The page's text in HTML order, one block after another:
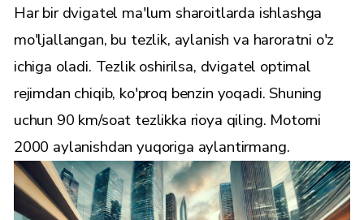
Har bir dvigatel ma'lum sharoitlarda ishlashga
mo'ljallangan, bu tezlik, aylanish va haroratni o'z
ichiga oladi. Tezlik oshirilsa, dvigatel optimal
rejimdan chiqib, ko'proq benzin yoqadi. Shuning
uchun 90 km/soat tezlikka rioya qiling. Motorni
2000 aylanishdan yuqoriga aylantirmang.